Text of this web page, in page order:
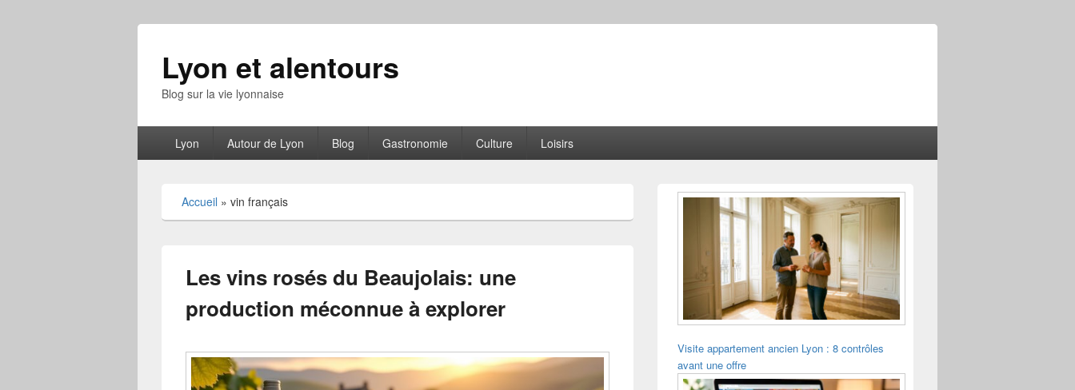
Lyon et alentours
Blog sur la vie lyonnaise
principalLyon Autour de Lyon Blog Gastronomie Culture Loisirs
Accueil » vin français
Les vins rosés du Beaujolais: une
production méconnue à explorer
Zone
Visite appartement ancien Lyon : 8 contrôles
avant une offre